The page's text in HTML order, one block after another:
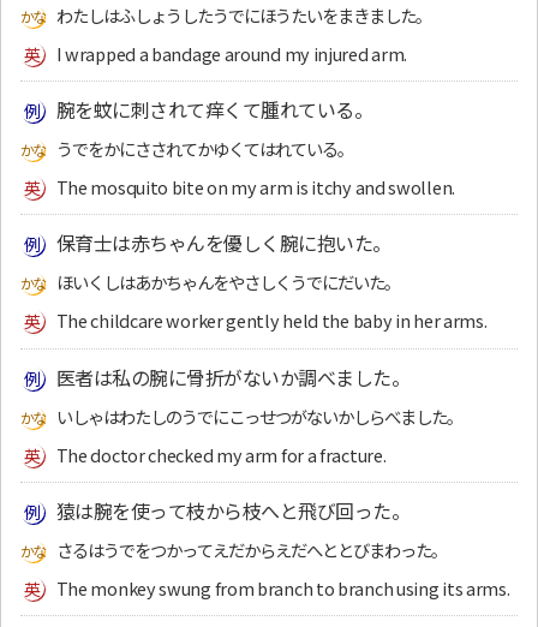
わたしはふしょうしたうでにほうたいをまきました。
I wrapped a bandage around my injured arm.
腕を蚊に刺されて痒くて腫れている。
うでをかにさされてかゆくてはれている。
The mosquito bite on my arm is itchy and swollen.
保育士は赤ちゃんを優しく腕に抱いた。
ほいくしはあかちゃんをやさしくうでにだいた。
The childcare worker gently held the baby in her arms.
医者は私の腕に骨折がないか調べました。
いしゃはわたしのうでにこっせつがないかしらべました。
The doctor checked my arm for a fracture.
猿は腕を使って枝から枝へと飛び回った。
さるはうでをつかってえだからえだへととびまわった。
The monkey swung from branch to branch using its arms.